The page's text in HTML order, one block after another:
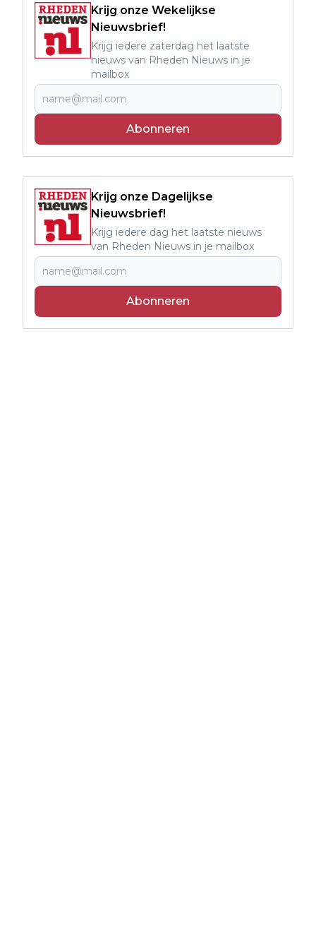
Krijg onze Wekelijkse
Nieuwsbrief!
Krijg iedere zaterdag het laatste
nieuws van Rheden Nieuws in je
mailbox
Abonneren
Krijg onze Dagelijkse
Nieuwsbrief!
Krijg iedere dag het laatste nieuws
van Rheden Nieuws in je mailbox
Abonneren